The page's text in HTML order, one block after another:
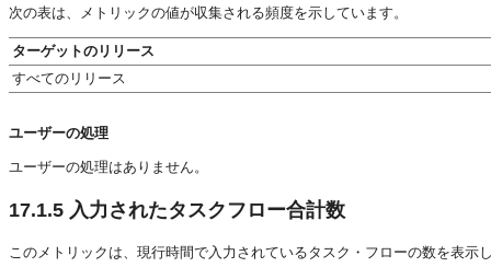
次の表は、メトリックの値が収集される頻度を示しています。
ターゲットのリリース
すべてのリリース
ユーザーの処理
ユーザーの処理はありません。
17.1.5 入力されたタスクフロー合計数
このメトリックは、現行時間で入力されているタスク・フローの数を表示